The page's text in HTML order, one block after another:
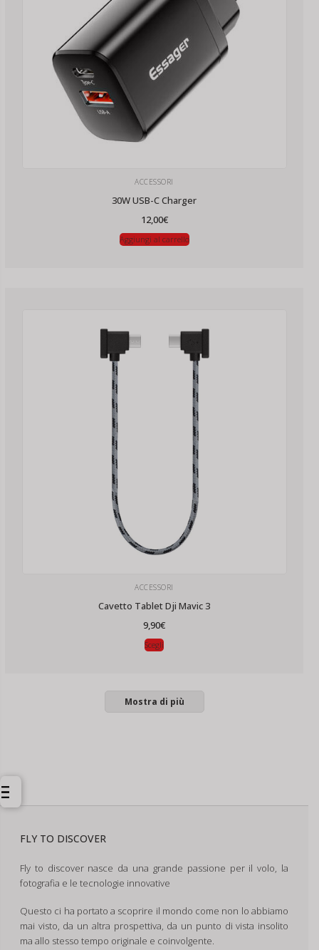
ACCESSORI
30W USB-C Charger
12,00€
Aggiungi al carrello
ACCESSORI
Cavetto Tablet Dji Mavic 3
9,90€
Scegli
Mostra di più
FLY TO DISCOVER
Fly to discover nasce da una grande passione per il volo, la
fotografia e le tecnologie innovative
Questo ci ha portato a scoprire il mondo come non lo abbiamo
mai visto, da un altra prospettiva, da un punto di vista insolito
ma allo stesso tempo originale e coinvolgente.